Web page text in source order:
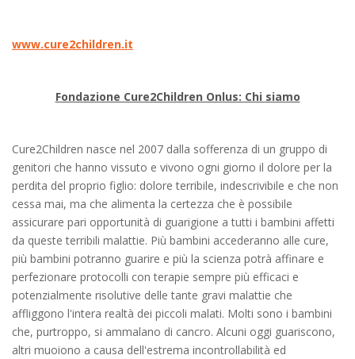
www.cure2children.it
Fondazione Cure2Children Onlus: Chi siamo
Cure2Children nasce nel 2007 dalla sofferenza di un gruppo di
genitori che hanno vissuto e vivono ogni giorno il dolore per la
perdita del proprio figlio: dolore terribile, indescrivibile e che non
cessa mai, ma che alimenta la certezza che è possibile
assicurare pari opportunità di guarigione a tutti i bambini affetti
da queste terribili malattie. Più bambini accederanno alle cure,
più bambini potranno guarire e più la scienza potrà affinare e
perfezionare protocolli con terapie sempre più efficaci e
potenzialmente risolutive delle tante gravi malattie che
affliggono l'intera realtà dei piccoli malati. Molti sono i bambini
che, purtroppo, si ammalano di cancro. Alcuni oggi guariscono,
altri muoiono a causa dell'estrema incontrollabilità ed